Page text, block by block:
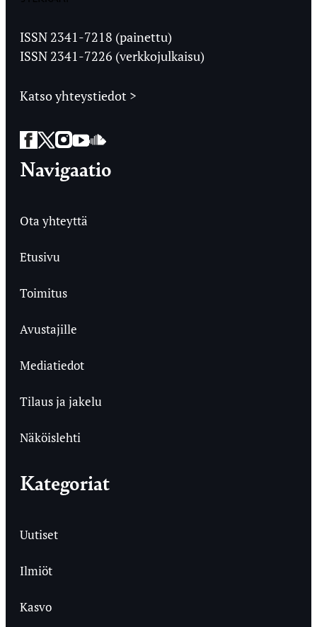
Ylioppilaslehti
ISSN 2341-7218 (painettu)
ISSN 2341-7226 (verkkojulkaisu)
Katso yhteystiedot >
Facebook
Twitter
Instagram
YouTube
SoundCloud
Navigaatio
Ota yhteyttä
Etusivu
Toimitus
Avustajille
Mediatiedot
Tilaus ja jakelu
Näköislehti
Kategoriat
Uutiset
Ilmiöt
Kasvo